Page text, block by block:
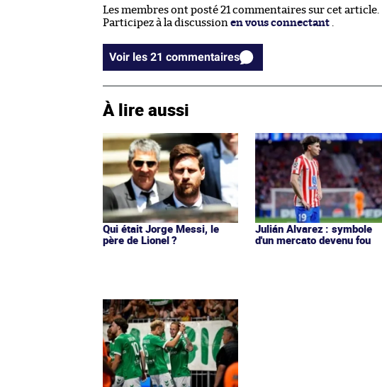
Les membres ont posté 21 commentaires sur cet article.
Participez à la discussion en vous connectant .
Voir les 21 commentaires
À lire aussi
Qui était Jorge Messi, le
père de Lionel ?
Julián Alvarez : symbole
d'un mercato devenu fou